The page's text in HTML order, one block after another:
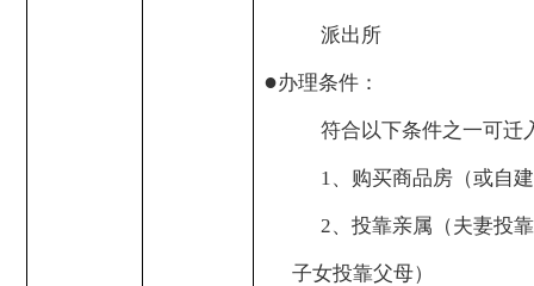
派出所
●办理条件：
符合以下条件之一可迁
1、购买商品房（或自
2、投靠亲属（夫妻投
子女投靠父母）